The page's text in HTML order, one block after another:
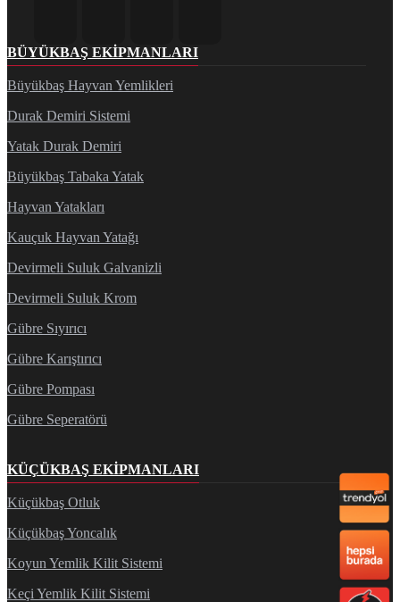
BÜYÜKBAŞ EKIPMANLARI
Büyükbaş Hayvan Yemlikleri
Durak Demiri Sistemi
Yatak Durak Demiri
Büyükbaş Tabaka Yatak
Hayvan Yatakları
Kauçuk Hayvan Yatağı
Devirmeli Suluk Galvanizli
Devirmeli Suluk Krom
Gübre Sıyırıcı
Gübre Karıştırıcı
Gübre Pompası
Gübre Seperatörü
KÜÇÜKBAŞ EKIPMANLARI
Küçükbaş Otluk
Küçükbaş Yoncalık
Koyun Yemlik Kilit Sistemi
Keçi Yemlik Kilit Sistemi